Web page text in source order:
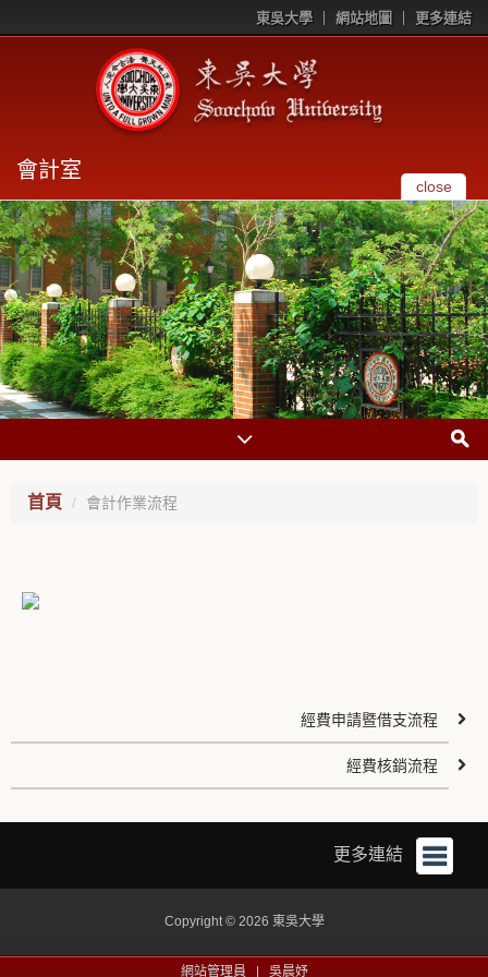
東吳大學 網站地圖 更多連結
會計室
close
首頁 會計作業流程
經費申請暨借支流程
經費核銷流程
更多連結
Copyright © 2026 東吳大學
網站管理員 | 吳晨妤